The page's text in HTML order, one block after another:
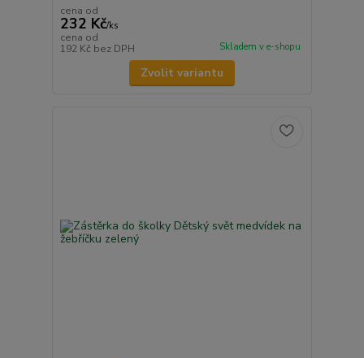
cena od
232 Kč/ks
cena od
192 Kč bez DPH Skladem v e-shopu
Zvolit variantu